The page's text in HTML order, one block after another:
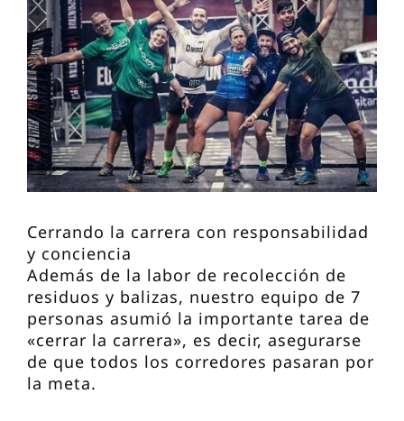
Cerrando la carrera con responsabilidad
y conciencia
Además de la labor de recolección de
residuos y balizas, nuestro equipo de 7
personas asumió la importante tarea de
«cerrar la carrera», es decir, asegurarse
de que todos los corredores pasaran por
la meta.